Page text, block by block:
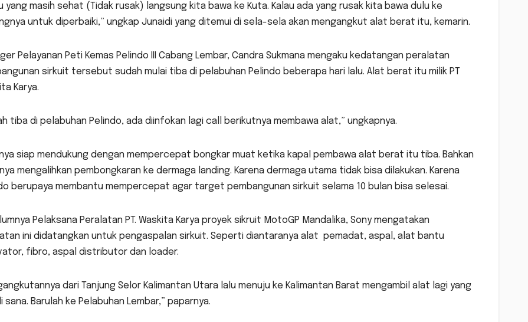
yang masih sehat (Tidak rusak) langsung kita bawa ke Kuta. Kalau ada yang rusak kita bawa dulu ke
untuk diperbaiki,” ungkap Junaidi yang ditemui di sela-sela akan mengangkut alat berat itu, kemarin.
Pelayanan Peti Kemas Pelindo III Cabang Lembar, Candra Sukmana mengaku kedatangan peralatan
sirkuit tersebut sudah mulai tiba di pelabuhan Pelindo beberapa hari lalu. Alat berat itu milik PT
Karya.
tiba di pelabuhan Pelindo, ada diinfokan lagi call berikutnya membawa alat,” ungkapnya.
siap mendukung dengan mempercepat bongkar muat ketika kapal pembawa alat berat itu tiba. Bahkan
mengalihkan pembongkaran ke dermaga landing. Karena dermaga utama tidak bisa dilakukan. Karena
berupaya membantu mempercepat agar target pembangunan sirkuit selama 10 bulan bisa selesai.
Pelaksana Peralatan PT. Waskita Karya proyek sikruit MotoGP Mandalika, Sony mengatakan
ini didatangkan untuk pengaspalan sirkuit. Seperti diantaranya alat pemadat, aspal, alat bantu
fibro, aspal distributor dan loader.
dari Tanjung Selor Kalimantan Utara lalu menuju ke Kalimantan Barat mengambil alat lagi yang
sana. Barulah ke Pelabuhan Lembar,” paparnya.